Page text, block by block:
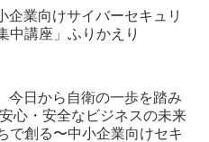
企業向けサイバーセキュリ
中講座」ふりかえり
今日から自衛の一歩を踏み
心・安全なビジネスの未来
で創る〜中小企業向けセキ